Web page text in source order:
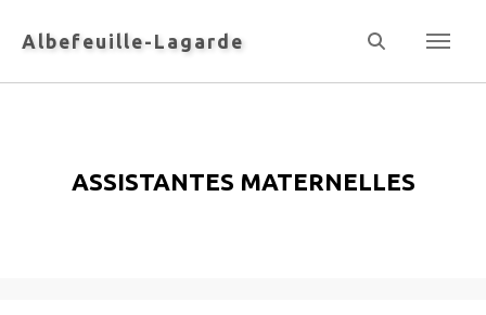
Albefeuille-Lagarde
Assistantes maternelles